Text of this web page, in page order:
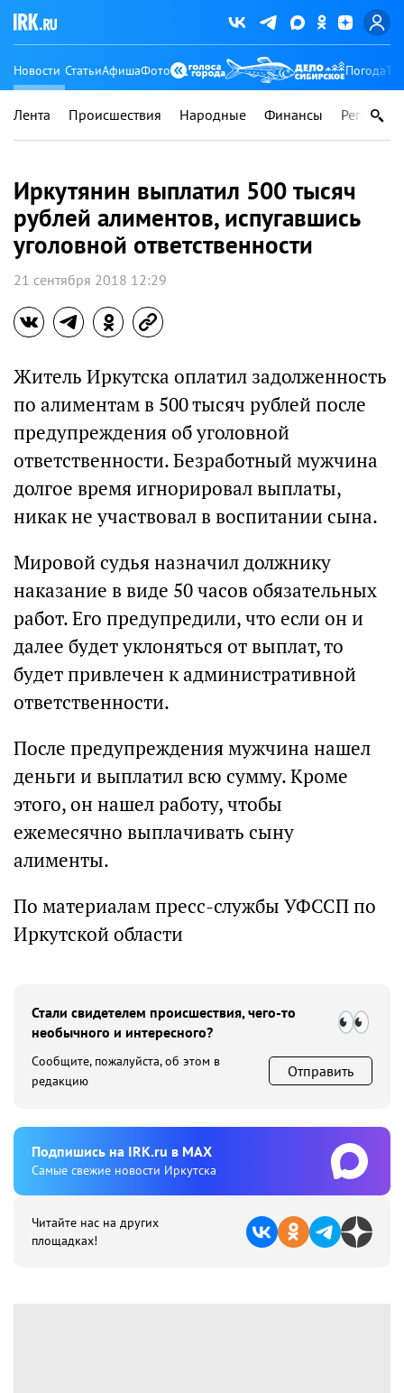
Новости СтатьиАфишаФото Погода
Лента Происшествия Народные Финансы Регионы
Иркутянин выплатил 500 тысяч
рублей алиментов, испугавшись
уголовной ответственности
21 сентября 2018 12:29
Житель Иркутска оплатил задолженность
по алиментам в 500 тысяч рублей после
предупреждения об уголовной
ответственности. Безработный мужчина
долгое время игнорировал выплаты,
никак не участвовал в воспитании сына.
Мировой судья назначил должнику
наказание в виде 50 часов обязательных
работ. Его предупредили, что если он и
далее будет уклоняться от выплат, то
будет привлечен к административной
ответственности.
После предупреждения мужчина нашел
деньги и выплатил всю сумму. Кроме
этого, он нашел работу, чтобы
ежемесячно выплачивать сыну
алименты.
По материалам пресс-службы УФССП по
Иркутской области
Стали свидетелем происшествия, чего-то
необычного и интересного?
Сообщите, пожалуйста, об этом в
редакцию
Отправить
Подпишиcь на IRK.ru в MAX
Cамые свежие новости Иркутска
Читайте нас на других
площадках!